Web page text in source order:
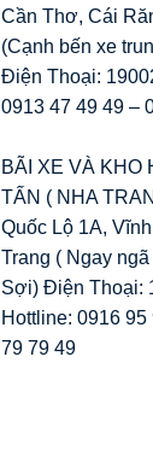
Cần Thơ, Cái
(Cạnh bến xe
Điện Thoại:
0913 47 49 49 –
BÃI XE VÀ KHO
TẤN ( NHA
Quốc Lộ 1A,
Trang ( Ngay
Sợi) Điện Thoại:
Hottline: 0916 95
79 79 49